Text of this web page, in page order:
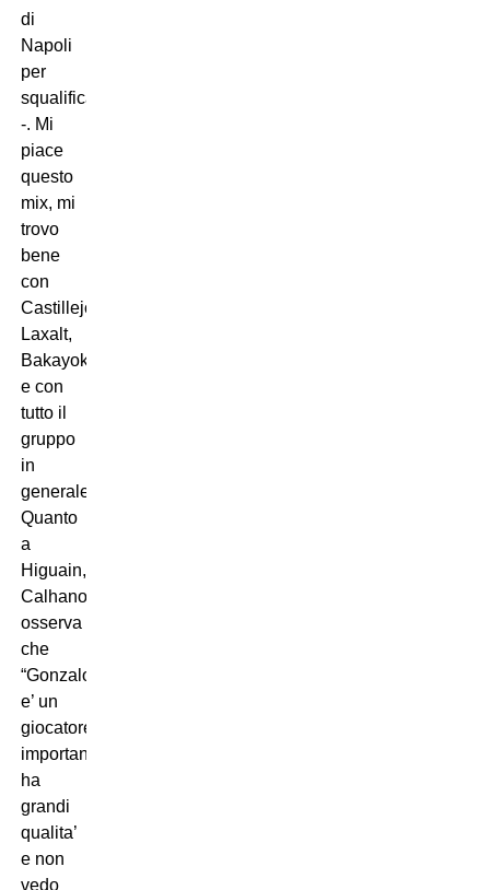
di
Napoli
per
squalifica
-. Mi
piace
questo
mix, mi
trovo
bene
con
Castillejo,
Laxalt,
Bakayoko
e con
tutto il
gruppo
in
generale”.
Quanto
a
Higuain,
Calhanoglu
osserva
che
“Gonzalo
e’ un
giocatore
importante,
ha
grandi
qualita’
e non
vedo